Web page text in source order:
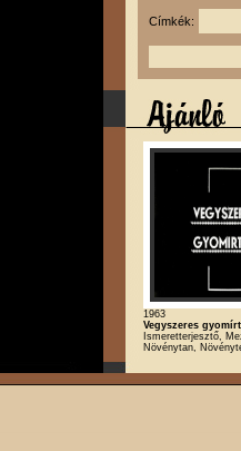
Címkék:
1963
Vegyszeres
Ismeretterjesztő,
Növénytan,